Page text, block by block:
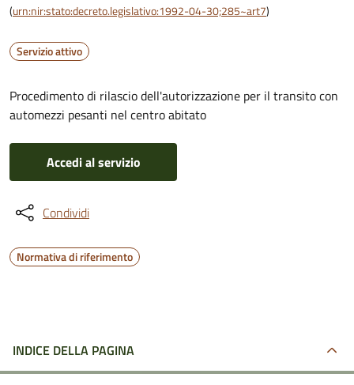
(urn:nir:stato:decreto.legislativo:1992-04-30;285~art7)
Servizio attivo
Procedimento di rilascio dell'autorizzazione per il transito con
automezzi pesanti nel centro abitato
Accedi al servizio
Condividi
Normativa di riferimento
INDICE DELLA PAGINA